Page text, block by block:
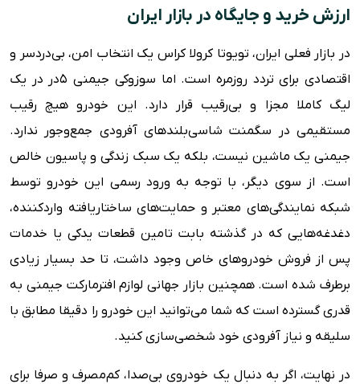
ارزش خرید و جایگاه در بازار ایران
در بازار فعلی ایران، تویوتا کرولا کراس یک انتخاب امن، بی‌دردسر و
اقتصادی برای تردد روزمره است. اما سوزوکی جیمنی ۵در در یک
لیگ کاملا مجزا و بی‌رقیب قرار دارد. این خودرو هیچ رقیب
مستقیمی در سگمنت شاسی‌بلندهای آفرودی جمع‌وجور ندارد.
جیمنی یک ماشین نیست، بلکه یک سبک زندگی و پاسیون خالص
است. از سوی دیگر، با توجه به ورود رسمی این خودرو توسط
شبکه نمایندگی‌های معتبر و حمایت‌های ساختاریافته واردکننده،
دغدغه‌هایی که در گذشته بابت تامین قطعات یدکی یا خدمات
پس از فروش خودروهای خاص وجود داشت، تا حد بسیار زیادی
برطرف شده است. همچنین بازار جهانی لوازم افترمارکت جیمنی به
قدری گسترده است که شما می‌توانید این خودرو را دقیقا مطابق با
سلیقه و نیاز آفرودی خود شخصی‌سازی کنید.
در نهایت، اگر به دنبال یک خودروی بی‌صدا، کم‌مصرف و صرفا برای